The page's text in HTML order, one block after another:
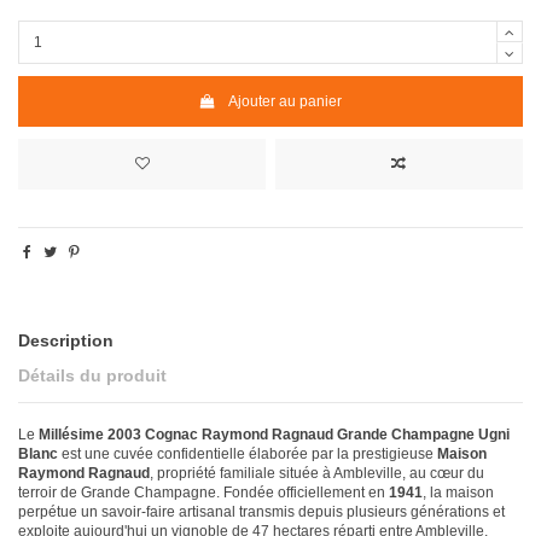
Ajouter au panier
Description
Détails du produit
Le Millésime 2003 Cognac Raymond Ragnaud Grande Champagne Ugni
Blanc est une cuvée confidentielle élaborée par la prestigieuse Maison
Raymond Ragnaud , propriété familiale située à Ambleville, au cœur du
terroir de Grande Champagne. Fondée officiellement en 1941, la maison
perpétue un savoir-faire artisanal transmis depuis plusieurs générations et
exploite aujourd'hui un vignoble de 47 hectares réparti entre Ambleville,